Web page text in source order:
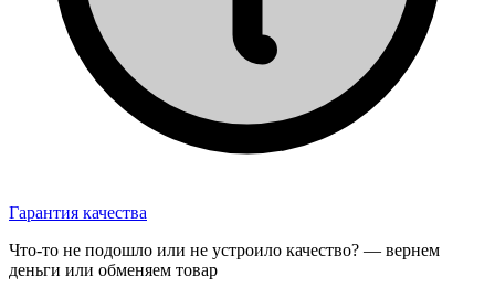
Гарантия качества
Что-то не подошло или не устроило качество? — вернем
деньги или обменяем товар